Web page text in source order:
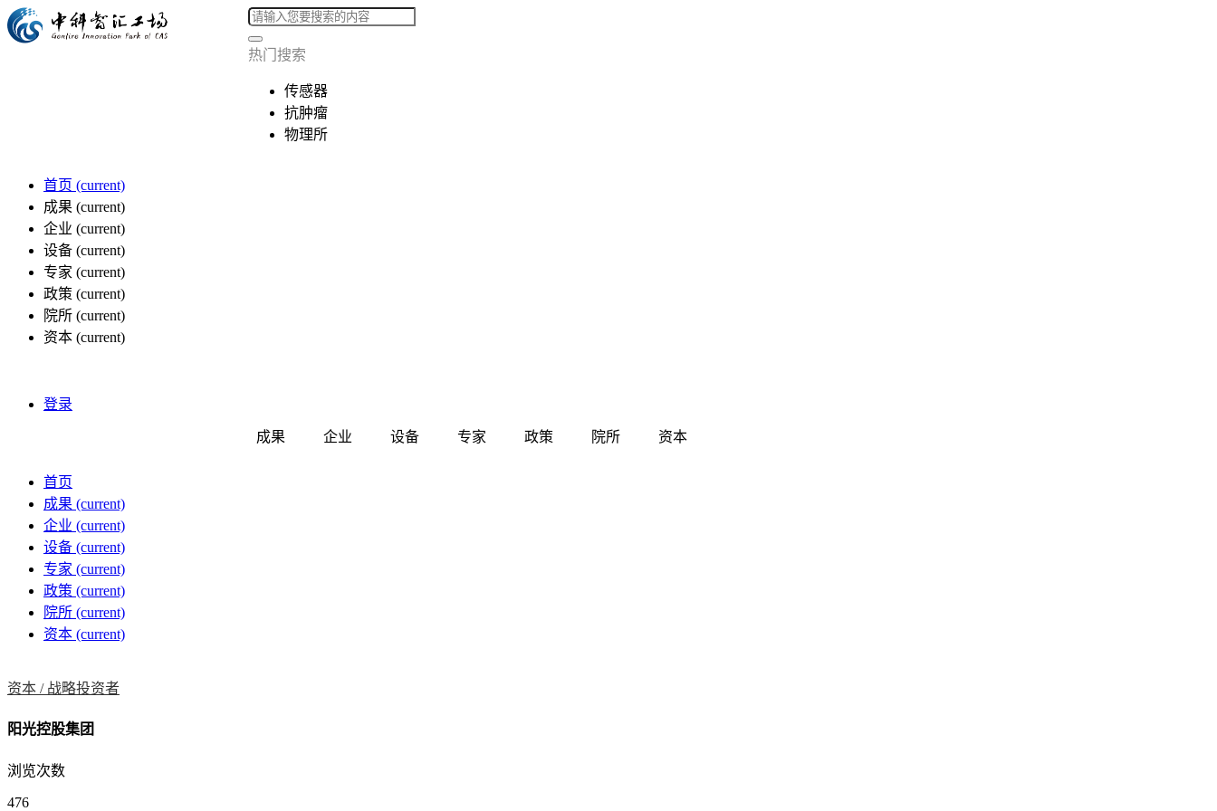
热门搜索
传感器
抗肿瘤
物理所
首页 (current)
成果 (current)
企业 (current)
设备 (current)
专家 (current)
政策 (current)
院所 (current)
资本 (current)
登录
成果 企业 设备 专家 政策 院所 资本
首页
成果 (current)
企业 (current)
设备 (current)
专家 (current)
政策 (current)
院所 (current)
资本 (current)
资本 / 战略投资者
阳光控股集团
浏览次数
476